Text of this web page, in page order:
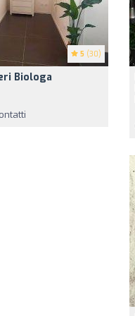
5 (30)
Biologa